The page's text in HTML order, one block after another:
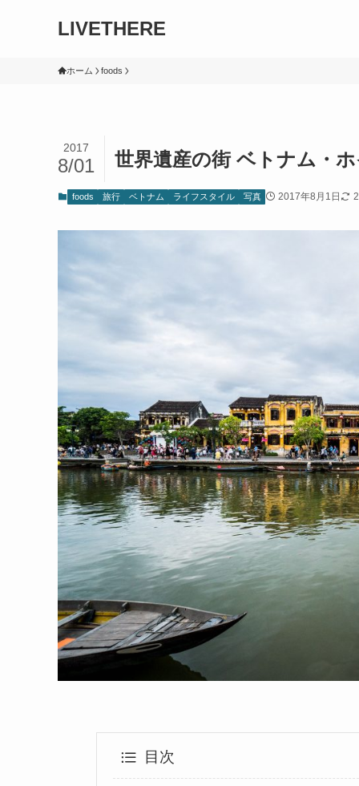
LIVETHERE
ホーム foods
世界遺産の街 ベトナム・
2017
8/01
foods 旅行 ベトナム ライフスタイル 写真 2017年8月1日
目次